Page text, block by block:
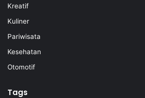
Kreatif
Kuliner
Pariwisata
Kesehatan
Otomotif
Tags